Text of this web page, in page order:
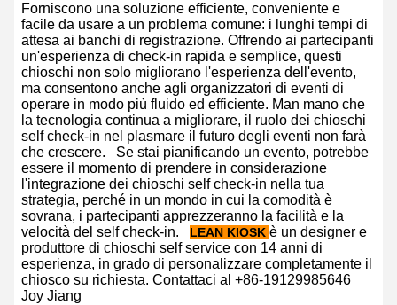
Forniscono una soluzione efficiente, conveniente e
facile da usare a un problema comune: i lunghi tempi di
attesa ai banchi di registrazione. Offrendo ai partecipanti
un'esperienza di check-in rapida e semplice, questi
chioschi non solo migliorano l'esperienza dell'evento,
ma consentono anche agli organizzatori di eventi di
operare in modo più fluido ed efficiente. Man mano che
la tecnologia continua a migliorare, il ruolo dei chioschi
self check-in nel plasmare il futuro degli eventi non farà
che crescere.
Se stai pianificando un evento, potrebbe
essere il momento di prendere in considerazione
l'integrazione dei chioschi self check-in nella tua
strategia, perché in un mondo in cui la comodità è
sovrana, i partecipanti apprezzeranno la facilità e la
velocità del self check-in.
LEAN KIOSK è un designer e
produttore di chioschi self service con 14 anni di
esperienza, in grado di personalizzare completamente il
chiosco su richiesta. Contattaci al +86-19129985646
Joy Jiang